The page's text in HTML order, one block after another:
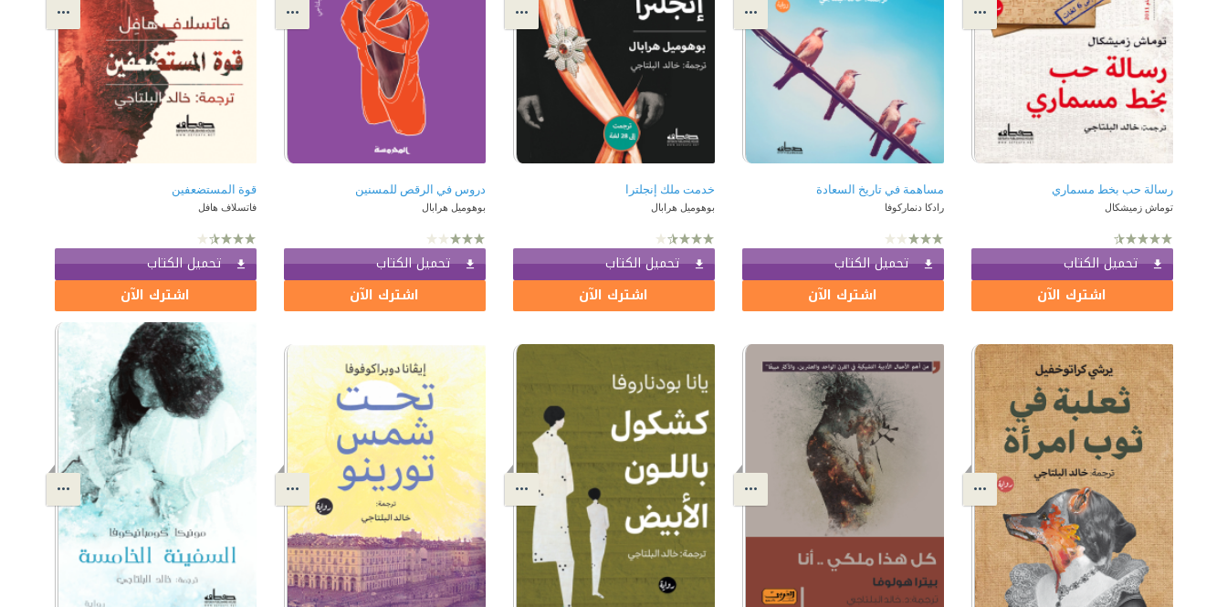
رسالة حب بخط مسماري
توماش زميشكال
تحميل الكتاب
اشترك الآن
مساهمة في تاريخ السعادة
رادكا دنماركوفا
تحميل الكتاب
اشترك الآن
خدمت ملك إنجلترا
بوهوميل هرابال
تحميل الكتاب
اشترك الآن
دروس في الرقص للمسنين
بوهوميل هرابال
تحميل الكتاب
اشترك الآن
قوة المستضعفين
فاتسلاف هافل
تحميل الكتاب
اشترك الآن